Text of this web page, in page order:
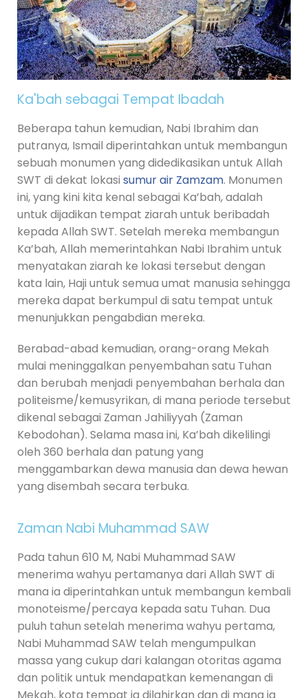
Ka'bah sebagai Tempat Ibadah
Beberapa tahun kemudian, Nabi Ibrahim dan
putranya, Ismail diperintahkan untuk membangun
sebuah monumen yang didedikasikan untuk Allah
SWT di dekat lokasi sumur air Zamzam. Monumen
ini, yang kini kita kenal sebagai Ka’bah, adalah
untuk dijadikan tempat ziarah untuk beribadah
kepada Allah SWT. Setelah mereka membangun
Ka’bah, Allah memerintahkan Nabi Ibrahim untuk
menyatakan ziarah ke lokasi tersebut dengan
kata lain, Haji untuk semua umat manusia sehingga
mereka dapat berkumpul di satu tempat untuk
menunjukkan pengabdian mereka.
Berabad-abad kemudian, orang-orang Mekah
mulai meninggalkan penyembahan satu Tuhan
dan berubah menjadi penyembahan berhala dan
politeisme/kemusyrikan, di mana periode tersebut
dikenal sebagai Zaman Jahiliyyah (Zaman
Kebodohan). Selama masa ini, Ka’bah dikelilingi
oleh 360 berhala dan patung yang
menggambarkan dewa manusia dan dewa hewan
yang disembah secara terbuka.
Zaman Nabi Muhammad SAW
Pada tahun 610 M, Nabi Muhammad SAW
menerima wahyu pertamanya dari Allah SWT di
mana ia diperintahkan untuk membangun kembali
monoteisme/percaya kepada satu Tuhan. Dua
puluh tahun setelah menerima wahyu pertama,
Nabi Muhammad SAW telah mengumpulkan
massa yang cukup dari kalangan otoritas agama
dan politik untuk mendapatkan kemenangan di